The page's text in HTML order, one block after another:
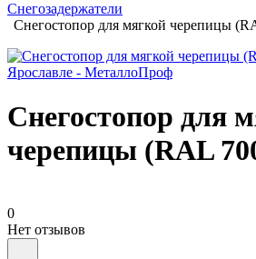
Снегозадержатели
Снегостопор для мягкой черепицы
Снегостопор для
черепицы (RAL
0
Нет отзывов